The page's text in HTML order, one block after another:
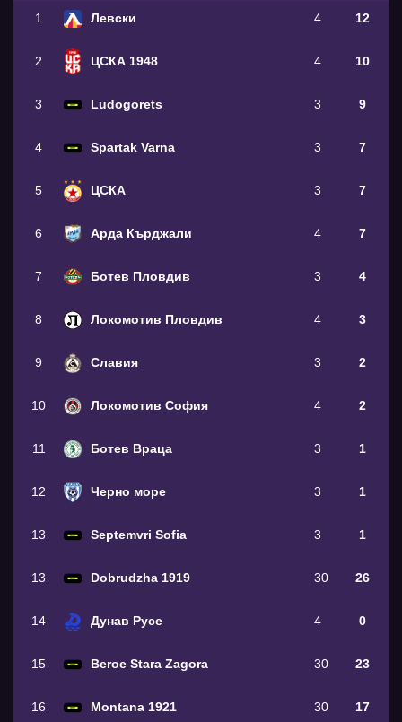
1 Левски 4 12
2 ЦСКА 1948 4 10
3 Ludogorets 3 9
4 Spartak Varna 3 7
5 ЦСКА 3 7
6 Арда Кърджали 4 7
7 Ботев Пловдив 3 4
8 Локомотив Пловдив 4 3
9 Славия 3 2
10 Локомотив София 4 2
11 Ботев Враца 3 1
12 Черно море 3 1
13 Septemvri Sofia 3 1
13 Dobrudzha 1919 30 26
14 Дунав Русе 4 0
15 Beroe Stara Zagora 30 23
16 Montana 1921 30 17